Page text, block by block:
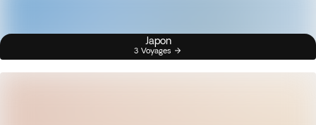
Japon
3 Voyages